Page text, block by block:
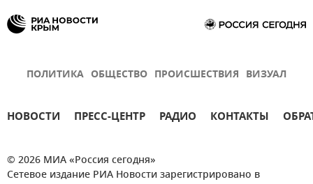
ПОЛИТИКА ОБЩЕСТВО ПРОИСШЕСТВИЯ ВИЗУАЛ
НОВОСТИ ПРЕСС-ЦЕНТР РАДИО КОНТАКТЫ
© 2026 МИА «Россия сегодня»
Сетевое издание РИА Новости зарегистрировано в